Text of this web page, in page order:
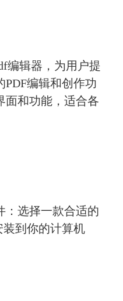
编辑器，为用户提
编辑和创作功
面和功能，适合各
：选择一款合适的
装到你的计算机